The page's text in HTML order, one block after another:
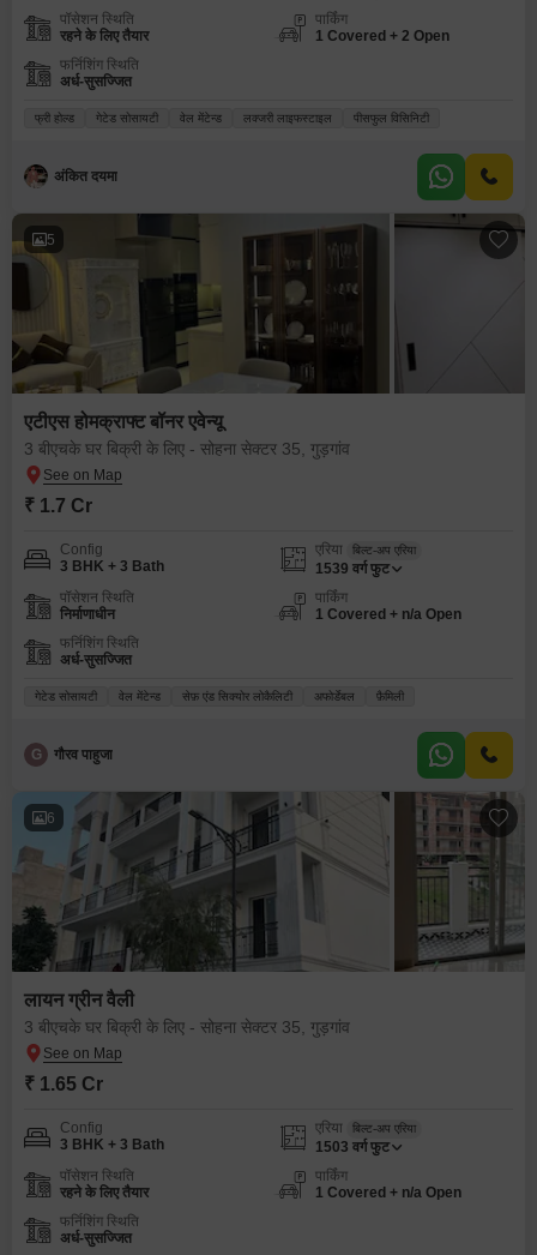
पॉसेशन स्थिति
रहने के लिए तैयार
पार्किंग
1 Covered + 2 Open
फर्निशिंग स्थिति
अर्ध-सुसज्जित
फ्री होल्ड गेटेड सोसायटी वेल मेंटेन्ड लक्जरी लाइफस्टाइल पीसफुल विसिनिटी
अंकित दयमा
5
एटीएस होमक्राफ्ट बॉनर एवेन्यू
3 बीएचके घर बिक्री के लिए - सोहना सेक्टर 35, गुड़गांव
₹ 1.7 Cr
Config
3 BHK + 3 Bath
एरिया बिल्ट-अप एरिया
1539 वर्ग फुट
पॉसेशन स्थिति
निर्माणाधीन
पार्किंग
1 Covered + n/a Open
फर्निशिंग स्थिति
अर्ध-सुसज्जित
गेटेड सोसायटी वेल मेंटेन्ड सेफ़ एंड सिक्योर लोकैलिटी अफोर्डेबल फ़ैमिली
G गौरव पाहुजा
6
लायन ग्रीन वैली
3 बीएचके घर बिक्री के लिए - सोहना सेक्टर 35, गुड़गांव
₹ 1.65 Cr
Config
3 BHK + 3 Bath
एरिया बिल्ट-अप एरिया
1503 वर्ग फुट
पॉसेशन स्थिति
रहने के लिए तैयार
पार्किंग
1 Covered + n/a Open
फर्निशिंग स्थिति
अर्ध-सुसज्जित